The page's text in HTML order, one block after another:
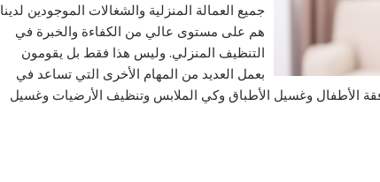
جميع العمالة المنزلية والشغالات الموجودين لدينا
هم على مستوى عالي من الكفاءة والخبرة في
التنظيف المنزلي. وليس هذا فقط بل يقومون
بعمل العديد من المهام الأخرى التي تساعد في
الأطفال وغسيل الأطباق وكي الملابس وتنظيف الأرضيات وغسيل